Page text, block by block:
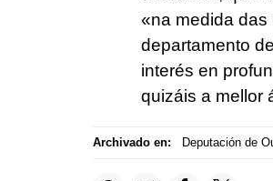
«na medida das
departamento
interés en
quizáis a mellor
Archivado en: Deputación de